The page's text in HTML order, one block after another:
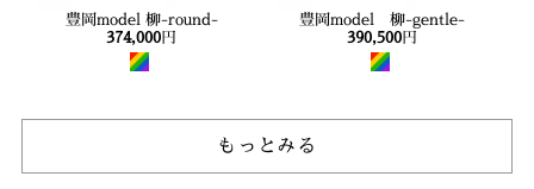
豊岡model 柳-round-
374,000 円
豊岡model 柳-gentle-
390,500 円
もっとみる